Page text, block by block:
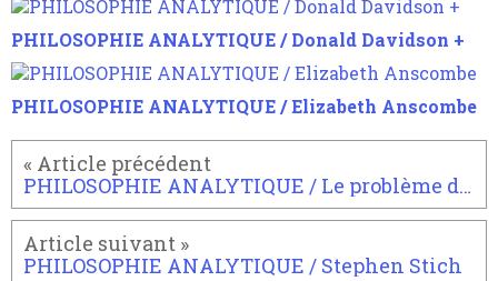
PHILOSOPHIE ANALYTIQUE / Donald Davidson +
PHILOSOPHIE ANALYTIQUE / Elizabeth Anscombe
PHILOSOPHIE ANALYTIQUE / Le problème de la projectibilité des prédicats
PHILOSOPHIE ANALYTIQUE / Stephen Stich